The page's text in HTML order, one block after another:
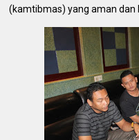
(kamtibmas) yang aman dan